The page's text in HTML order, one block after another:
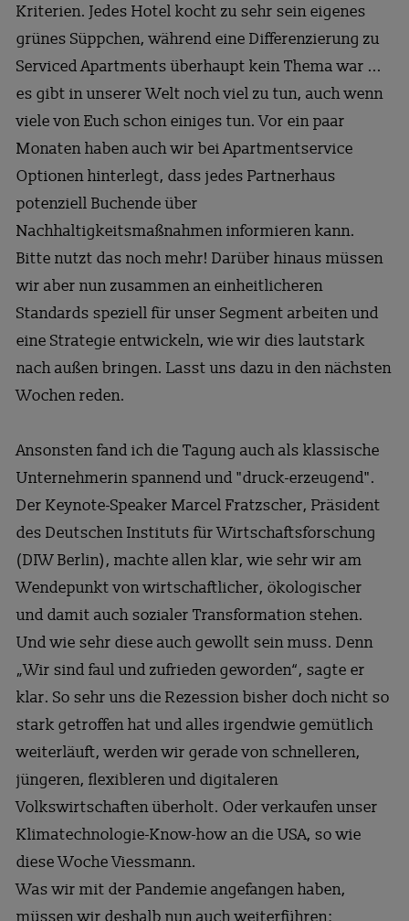
Kriterien. Jedes Hotel kocht zu sehr sein eigenes
grünes Süppchen, während eine Differenzierung zu
Serviced Apartments überhaupt kein Thema war ...
es gibt in unserer Welt noch viel zu tun, auch wenn
viele von Euch schon einiges tun. Vor ein paar
Monaten haben auch wir bei Apartmentservice
Optionen hinterlegt, dass jedes Partnerhaus
potenziell Buchende über
Nachhaltigkeitsmaßnahmen informieren kann.
Bitte nutzt das noch mehr! Darüber hinaus müssen
wir aber nun zusammen an einheitlicheren
Standards speziell für unser Segment arbeiten und
eine Strategie entwickeln, wie wir dies lautstark
nach außen bringen. Lasst uns dazu in den nächsten
Wochen reden.
Ansonsten fand ich die Tagung auch als klassische
Unternehmerin spannend und "druck-erzeugend".
Der Keynote-Speaker Marcel Fratzscher, Präsident
des Deutschen Instituts für Wirtschaftsforschung
(DIW Berlin), machte allen klar, wie sehr wir am
Wendepunkt von wirtschaftlicher, ökologischer
und damit auch sozialer Transformation stehen.
Und wie sehr diese auch gewollt sein muss. Denn
„Wir sind faul und zufrieden geworden“, sagte er
klar. So sehr uns die Rezession bisher doch nicht so
stark getroffen hat und alles irgendwie gemütlich
weiterläuft, werden wir gerade von schnelleren,
jüngeren, flexibleren und digitaleren
Volkswirtschaften überholt. Oder verkaufen unser
Klimatechnologie-Know-how an die USA, so wie
diese Woche Viessmann.
Was wir mit der Pandemie angefangen haben,
müssen wir deshalb nun auch weiterführen: